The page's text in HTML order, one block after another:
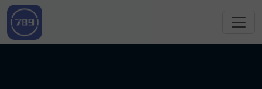
跳转到主要内容